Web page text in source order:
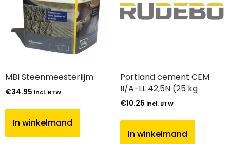
MBI Steenmeesterlijm
€34.95 incl. BTW
In winkelmand
Portland cement CEM
II/A-LL 42,5N (25 kg
€10.25 incl. BTW
In winkelmand